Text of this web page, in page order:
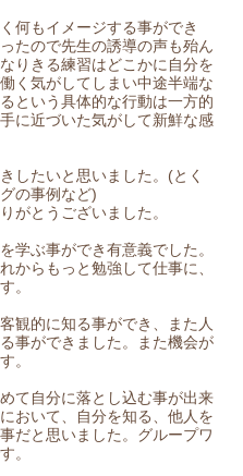
何もイメージする事ができ
たので先生の誘導の声も殆ん
りきる練習はどこかに自分を
く気がしてしまい中途半端な
という具体的な行動は一方的
に近づいた気がして新鮮な感
したいと思いました。(とく
の事例など)
がとうございました。
学ぶ事ができ有意義でした。
からもっと勉強して仕事に、
。
観的に知る事ができ、また人
事ができました。また機会が
。
て自分に落とし込む事が出来
おいて、自分を知る、他人を
だと思いました。グループワ
。